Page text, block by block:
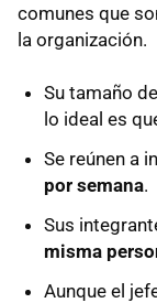
comunes que
la organización.
Su tamaño
lo ideal es
Se reúnen a
por semana.
Sus
misma
Aunque el